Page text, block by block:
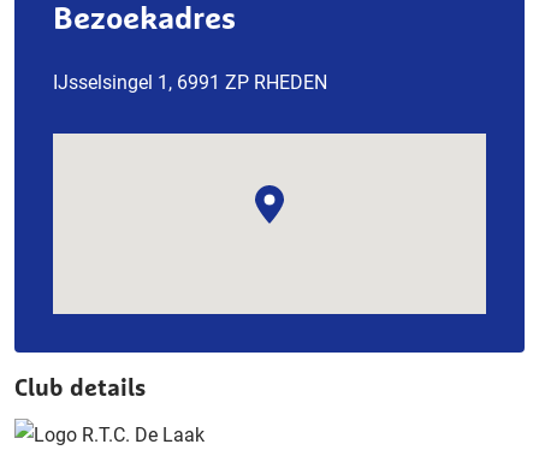
Bezoekadres
IJsselsingel 1, 6991 ZP RHEDEN
Club details